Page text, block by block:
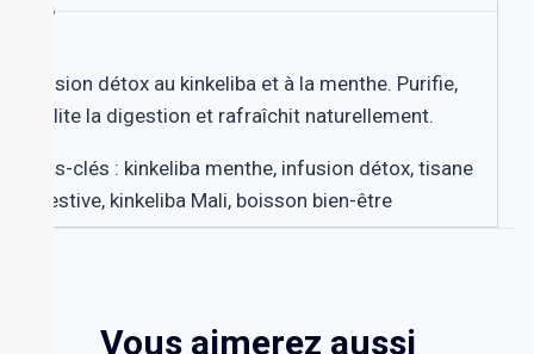
Infusion détox au kinkeliba et à la menthe. Purifie,
facilite la digestion et rafraîchit naturellement.
Mots-clés : kinkeliba menthe, infusion détox, tisane
digestive, kinkeliba Mali, boisson bien-être
Vous aimerez aussi